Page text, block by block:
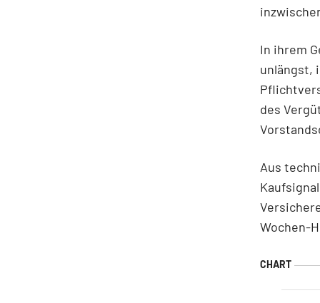
In ihrem
unlängst,
des
Aus
Wochen-